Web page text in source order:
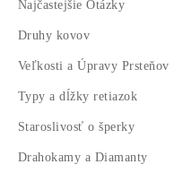
Najčastejšie Otázky
Druhy kovov
Veľkosti a Úpravy Prsteňov
Typy a dĺžky retiazok
Staroslivosť o šperky
Drahokamy a Diamanty